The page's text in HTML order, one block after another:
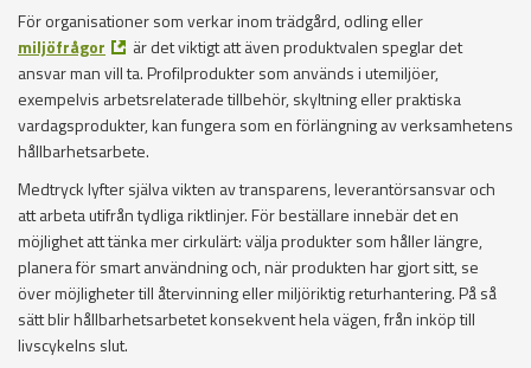
För organisationer som verkar inom trädgård, odling eller
miljöfrågor
är det viktigt att även produktvalen speglar det
ansvar man vill ta. Profilprodukter som används i utemiljöer,
exempelvis arbetsrelaterade tillbehör, skyltning eller praktiska
vardagsprodukter, kan fungera som en förlängning av verksamhetens
hållbarhetsarbete.
Medtryck lyfter själva vikten av transparens, leverantörsansvar och
att arbeta utifrån tydliga riktlinjer. För beställare innebär det en
möjlighet att tänka mer cirkulärt: välja produkter som håller längre,
planera för smart användning och, när produkten har gjort sitt, se
över möjligheter till återvinning eller miljöriktig returhantering. På så
sätt blir hållbarhetsarbetet konsekvent hela vägen, från inköp till
livscykelns slut.